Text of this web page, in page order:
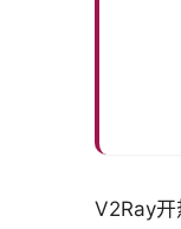
V2Ray开